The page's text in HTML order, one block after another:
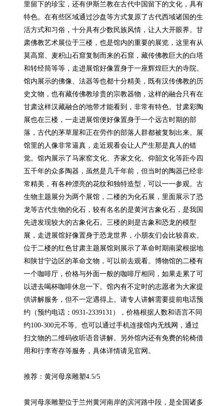
里留下的珍宝，还有伊斯兰教在古代中国留下的文化，具有
特色。在有些区域通过沙盘等方式复原了古代西域诸国的生
活方式和习俗，十分具有少数民族风情，让人大开眼界。甘
肃佛教艺术展位于三楼，也是馆内的重要的展览，这里有从
莫高窟、麦积山石窟复制而来的石窟，藏传佛教巨大的白塔
和转经筒等等，走进展馆好像置身于一座辉煌巨大的寺院。
馆内展示的佛像、法器等也都十分精美，既有汉传佛教的历
史文物，也有藏传佛教珍贵的宗教器物，这样的融合只有在
甘肃这样汉藏融合的地带才能看到，非常有特色。甘肃彩陶
展也在三楼，一走进展馆便好像置身于一个远古时期的部
落，古代的茅草屋和正在劳作的部落人群都被复制出来。展
馆里的人像非常逼真，走近观看会让人产生那是真人的错
觉。馆内展示了马家窑文化、齐家文化、仰韶文化等距今四
五千年的众多陶器，虽然是几千年前，但当时的陶器已经非
常精美，有各种漂亮的花纹和独特造型，可以一一参观。古
生物主题展分为两个展馆，二楼的为化石展，里面展示了恐
龙等古代生物的化石，较有名名的是黄河古象化石，是我国
先进发现较大的古象化石。三楼的则是古象和恐龙的模型
展，走进展馆好像置身于恐龙世界，小朋友们会比较喜欢。
位于二楼的红色甘肃主题展馆则展示了革命时期南梁根据地
和陕甘宁边区的革命文物，可以前去观看。博物馆的二楼有
一个咖啡厅，价格与外面一般的咖啡厅相同，如果走累了可
以进去喝杯咖啡休息一下。馆内有不定时的志愿者为大家提
供讲解服务，但不一定遇得上。请专人讲解需要提前电话预
约（预约电话：0931-2339131），价格根据人数和语言不同
约100-300元不等。也可以通过手机连接馆内无线网，通过
扫文物的二维码收听语音讲解。另外馆内还有免费的轮椅借
用和行李寄存等服务，具体详情请见官网。
推荐：黄河母亲雕塑4.5/5
黄河母亲雕塑位于兰州黄河南岸的滨河路中段，是全国诸多